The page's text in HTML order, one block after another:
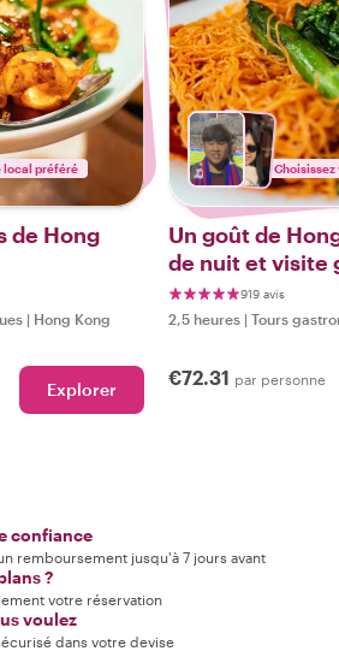
local préféré
de Hong
| Hong Kong
Explorer
Un goût de
de nuit et visite
de rue 919 avis
2,5 heures | Tours
€72.31 par personne
confiance
remboursement jusqu'à 7 jours avant
?
votre réservation
voulez
dans votre devise